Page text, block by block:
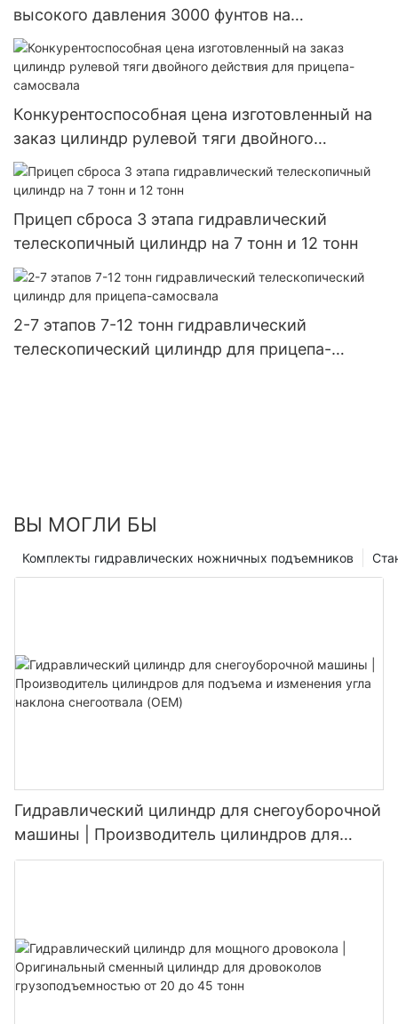
высокого давления 3000 фунтов на
квадратный дюйм для прицепа-самосвала
Конкурентоспособная цена изготовленный на
заказ цилиндр рулевой тяги двойного
действия для прицепа-самосвала
Прицеп сброса 3 этапа гидравлический
телескопичный цилиндр на 7 тонн и 12 тонн
2-7 этапов 7-12 тонн гидравлический
телескопический цилиндр для прицепа-
ВЫ МОГЛИ БЫ
Комплекты гидравлических ножничных подъемников
Гидравлический цилиндр для снегоуборочной
машины | Производитель цилиндров для
подъема и изменения угла наклона